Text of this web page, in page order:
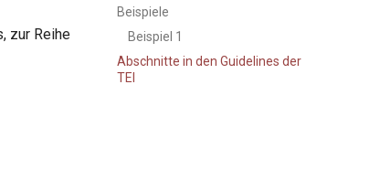
Beispiele
Beispiel 1
Abschnitte in den Guidelines der
TEI
zur Reihe